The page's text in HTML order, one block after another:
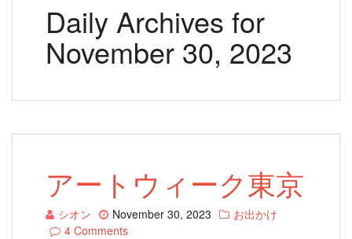
Daily Archives for
November 30, 2023
アートウィーク東京
シオン November 30, 2023
お出かけ
4 Comments